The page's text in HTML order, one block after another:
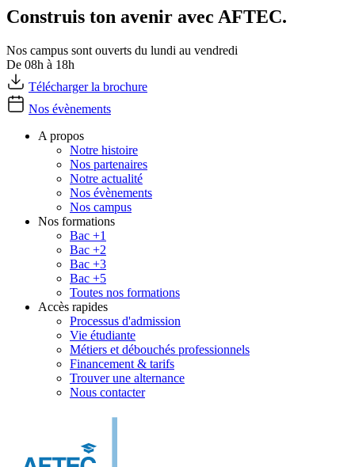
Construis ton avenir avec AFTEC.
Nos campus sont ouverts du lundi au vendredi
De 08h à 18h
Télécharger la brochure
Nos évènements
A propos
Notre histoire
Nos partenaires
Notre actualité
Nos évènements
Nos campus
Nos formations
Bac +1
Bac +2
Bac +3
Bac +5
Toutes nos formations
Accès rapides
Processus d'admission
Vie étudiante
Métiers et débouchés professionnels
Financement & tarifs
Trouver une alternance
Nous contacter